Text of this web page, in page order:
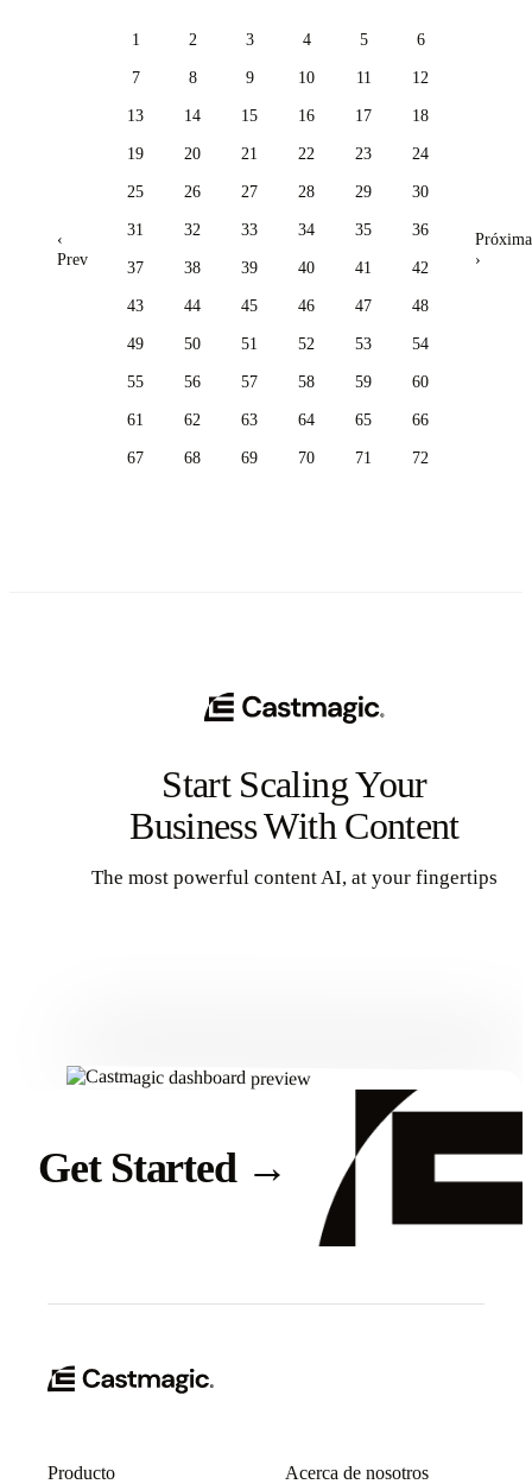
‹
Prev
1 2 3 4 5 6
7 8 9 10 11 12
13 14 15 16 17 18
19 20 21 22 23 24
25 26 27 28 29 30
31 32 33 34 35 36
37 38 39 40 41 42
43 44 45 46 47 48
49 50 51 52 53 54
55 56 57 58 59 60
61 62 63 64 65 66
67 68 69 70 71 72
Próxima
›
Start Scaling Your
Business With Content
The most powerful content AI, at your fingertips
Get Started →
Producto Acerca de nosotros